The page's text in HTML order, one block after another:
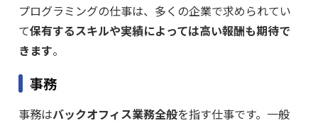
プログラミングの仕事は、多くの企業で求められてい
て保有するスキルや実績によっては高い報酬も期待で
きます。
事務
事務はバックオフィス業務全般を指す仕事です。一般